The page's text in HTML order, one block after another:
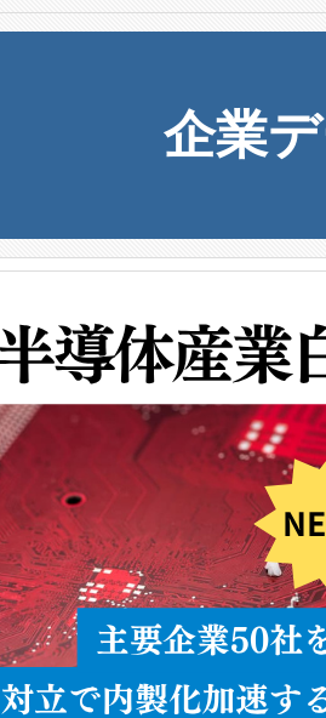
企業